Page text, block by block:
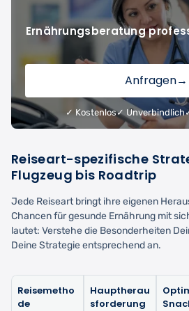
Ernährungsberatung
Anfragen→
✓ Kostenlos✓ Unverbindlich
Reiseart-spezifische
Flugzeug bis Roadtrip
Jede Reiseart bringt ihre eigenen
Chancen für gesunde Ernährung mit
lautet: Verstehe die Besonderheiten
Deine Strategie entsprechend an.
Reisemetho
de
Hauptherau
sforderung